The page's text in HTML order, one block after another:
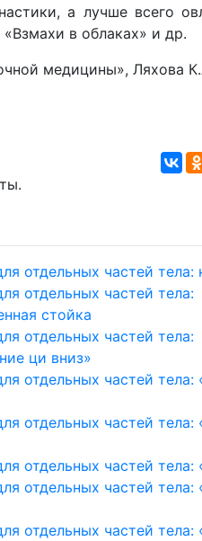
а лучше всего
в облаках» и др.
медицины», Ляхова
отдельных частей тела:
отдельных частей тела:
стойка
отдельных частей тела:
ци вниз»
отдельных частей тела:
отдельных частей тела:
отдельных частей тела:
отдельных частей тела:
отдельных частей тела: